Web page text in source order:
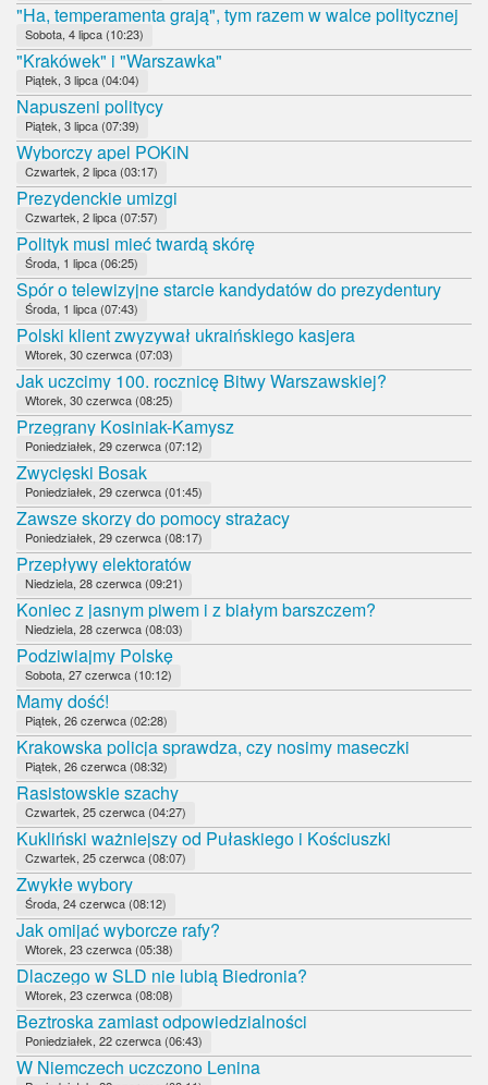
"Ha, temperamenta grają", tym razem w walce politycznej
Sobota, 4 lipca (10:23)
"Krakówek" i "Warszawka"
Piątek, 3 lipca (04:04)
Napuszeni politycy
Piątek, 3 lipca (07:39)
Wyborczy apel POKiN
Czwartek, 2 lipca (03:17)
Prezydenckie umizgi
Czwartek, 2 lipca (07:57)
Polityk musi mieć twardą skórę
Środa, 1 lipca (06:25)
Spór o telewizyjne starcie kandydatów do prezydentury
Środa, 1 lipca (07:43)
Polski klient zwyzywał ukraińskiego kasjera
Wtorek, 30 czerwca (07:03)
Jak uczcimy 100. rocznicę Bitwy Warszawskiej?
Wtorek, 30 czerwca (08:25)
Przegrany Kosiniak-Kamysz
Poniedziałek, 29 czerwca (07:12)
Zwycięski Bosak
Poniedziałek, 29 czerwca (01:45)
Zawsze skorzy do pomocy strażacy
Poniedziałek, 29 czerwca (08:17)
Przepływy elektoratów
Niedziela, 28 czerwca (09:21)
Koniec z jasnym piwem i z białym barszczem?
Niedziela, 28 czerwca (08:03)
Podziwiajmy Polskę
Sobota, 27 czerwca (10:12)
Mamy dość!
Piątek, 26 czerwca (02:28)
Krakowska policja sprawdza, czy nosimy maseczki
Piątek, 26 czerwca (08:32)
Rasistowskie szachy
Czwartek, 25 czerwca (04:27)
Kukliński ważniejszy od Pułaskiego i Kościuszki
Czwartek, 25 czerwca (08:07)
Zwykłe wybory
Środa, 24 czerwca (08:12)
Jak omijać wyborcze rafy?
Wtorek, 23 czerwca (05:38)
Dlaczego w SLD nie lubią Biedronia?
Wtorek, 23 czerwca (08:08)
Beztroska zamiast odpowiedzialności
Poniedziałek, 22 czerwca (06:43)
W Niemczech uczczono Lenina